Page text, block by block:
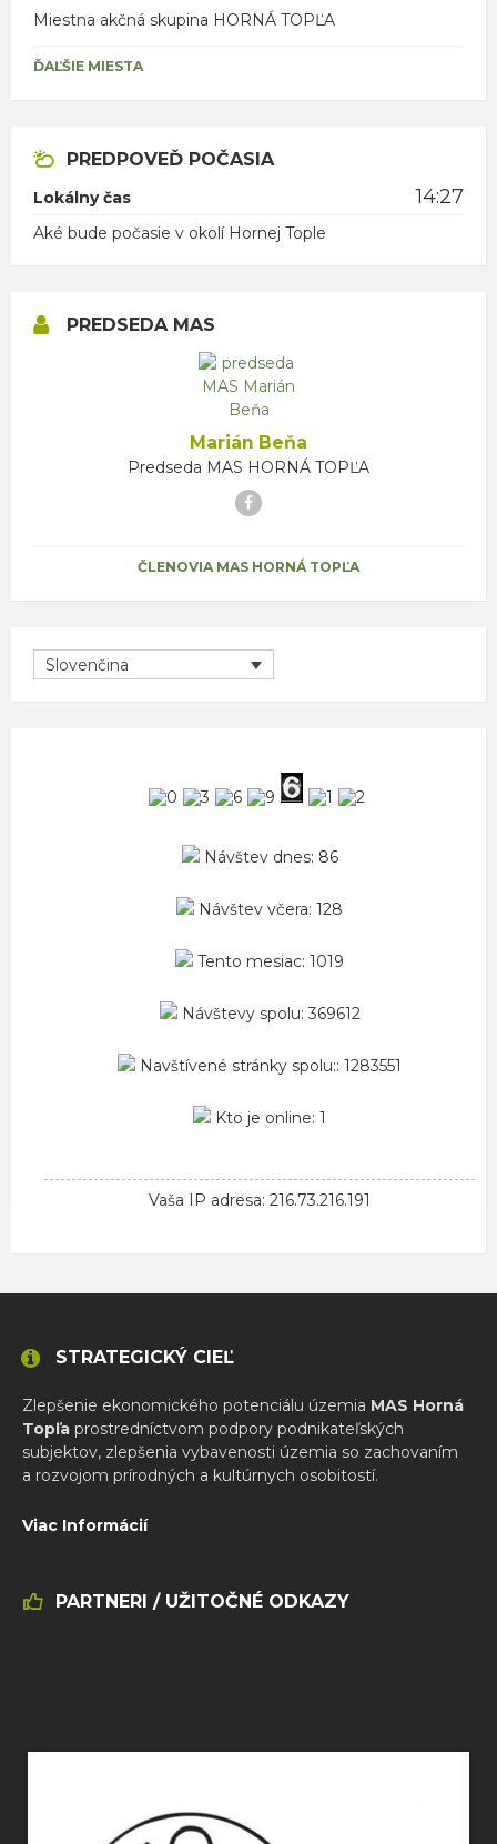
Miestna akčná skupina HORNÁ TOPĽA
ĎAĽŠIE MIESTA
PREDPOVEĎ POČASIA
Lokálny čas 14:27
Aké bude počasie v okolí Hornej Tople
PREDSEDA MAS
Marián Beňa
Predseda MAS HORNÁ TOPĽA
Facebook
ČLENOVIA MAS HORNÁ TOPĽA
Slovenčina
Návštev dnes: 86
Návštev včera: 128
Tento mesiac: 1019
Návštevy spolu: 369612
Navštívené stránky spolu:: 1283551
Kto je online: 1
Vaša IP adresa: 216.73.216.191
STRATEGICKÝ CIEĽ
Zlepšenie ekonomického potenciálu územia MAS Horná
Topľa prostredníctvom podpory podnikateľských
subjektov, zlepšenia vybavenosti územia so zachovaním
a rozvojom prírodných a kultúrnych osobitostí.
Viac Informácií
PARTNERI / UŽITOČNÉ ODKAZY